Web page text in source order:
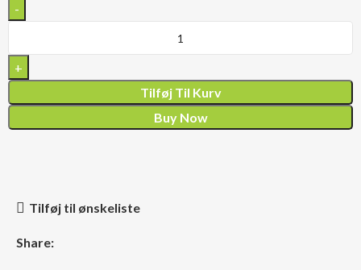
Tilføj Til Kurv
Buy Now
Tilføj til ønskeliste
Share: